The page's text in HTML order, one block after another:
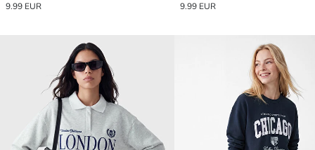
9.99 EUR
9.99 EUR